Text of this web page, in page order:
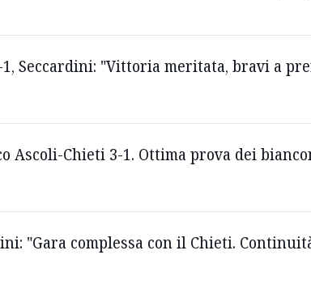
Seccardini: "Vittoria meritata, bravi a
Ascoli-Chieti 3-1. Ottima prova dei
"Gara complessa con il Chieti.